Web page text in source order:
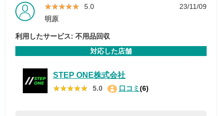
★★★★★
★★★★★ 5.0
23/11/09
明原
利用したサービス: 不用品回収
対応した店舗
STEP ONE株式会社
★★★★★
★★★★★ 5.0 口コミ (6)